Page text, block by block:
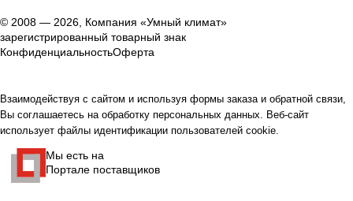
© 2008 — 2026, Компания «Умный климат»
зарегистрированный товарный знак
КонфиденциальностьОферта
Взаимодействуя с сайтом и используя формы заказа и обратной связи,
Вы соглашаетесь на обработку персональных данных. Веб-сайт
использует файлы идентификации пользователей cookie.
Мы есть на
Портале поставщиков